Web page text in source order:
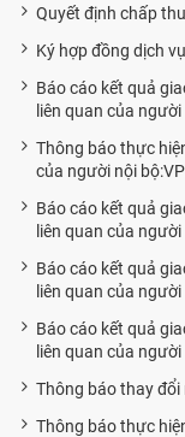
Quyết định chấp
Ký hợp đồng dịch
Báo cáo kết quả
liên quan của người
Thông báo thực
của người nội
Báo cáo kết quả
liên quan của
Báo cáo kết quả
liên quan của
Báo cáo kết quả
liên quan của
Thông báo thay đổi
Thông báo thực